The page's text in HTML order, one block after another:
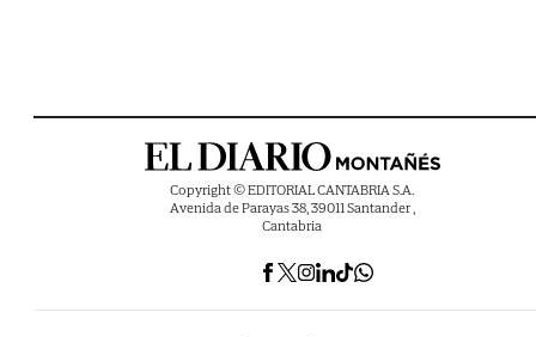
Copyright © EDITORIAL CANTABRIA S.A.
Avenida de Parayas 38, 39011 Santander ,
Cantabria